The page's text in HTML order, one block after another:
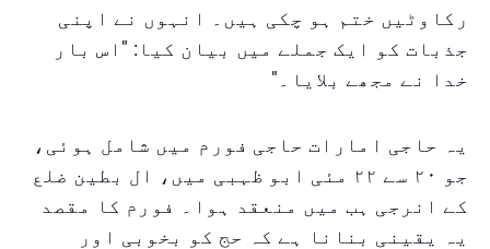
رکاوٹیں ختم ہو چکی ہیں۔ انہوں نے اپنی
جذبات کو ایک جملے میں بیان کیا: "اس بار
خدا نے مجھے بلایا۔"
یہ حاجی امارات حاجی فورم میں شامل ہوئی،
جو ۲۰ سے ۲۲ مئی ابو ظہبی میں، ال بطین ضلع
کے انرجی ہب میں منعقد ہوا۔ فورم کا مقصد
یہ یقینی بنانا ہے کہ حج کو بخوبی اور